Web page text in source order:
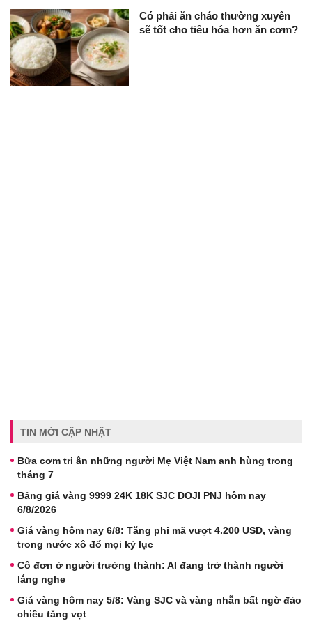
Có phải ăn cháo thường xuyên
sẽ tốt cho tiêu hóa hơn ăn cơm?
TIN MỚI CẬP NHẬT
Bữa cơm tri ân những người Mẹ Việt Nam anh hùng trong
tháng 7
Bảng giá vàng 9999 24K 18K SJC DOJI PNJ hôm nay
6/8/2026
Giá vàng hôm nay 6/8: Tăng phi mã vượt 4.200 USD, vàng
trong nước xô đổ mọi kỷ lục
Cô đơn ở người trưởng thành: AI đang trở thành người
lắng nghe
Giá vàng hôm nay 5/8: Vàng SJC và vàng nhẫn bất ngờ đảo
chiều tăng vọt